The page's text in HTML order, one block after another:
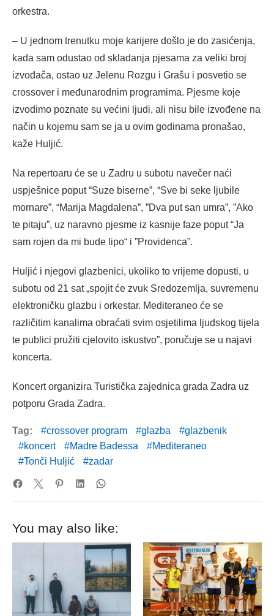
orkestra.
– U jednom trenutku moje karijere došlo je do zasićenja,
kada sam odustao od skladanja pjesama za veliki broj
izvođača, ostao uz Jelenu Rozgu i Grašu i posvetio se
crossover i međunarodnim programima. Pjesme koje
izvodimo poznate su većini ljudi, ali nisu bile izvođene na
način u kojemu sam se ja u ovim godinama pronašao,
kaže Huljić.
Na repertoaru će se u Zadru u subotu navečer naći
uspješnice poput “Suze biserne”, “Sve bi seke ljubile
mornare”, “Marija Magdalena”, ”Dva put san umra”, ”Ako
te pitaju”, uz naravno pjesme iz kasnije faze poput “Ja
sam rojen da mi bude lipo“ i ”Providenca”.
Huljić i njegovi glazbenici, ukoliko to vrijeme dopusti, u
subotu od 21 sat „spojit će zvuk Sredozemlja, suvremenu
elektroničku glazbu i orkestar. Mediteraneo će se
različitim kanalima obraćati svim osjetilima ljudskog tijela
te publici pružiti cjelovito iskustvo”, poručuje se u najavi
koncerta.
Koncert organizira Turistička zajednica grada Zadra uz
potporu Grada Zadra.
Tag: crossover program glazba
glazbenik
koncert
Madre Badessa
Mediteraneo
Tonči Huljić
zadar
You may also like: